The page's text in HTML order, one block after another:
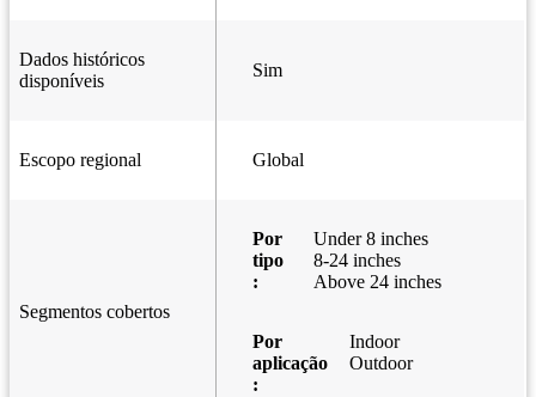
Dados históricos
disponíveis
Sim
Escopo regional Global
Segmentos cobertos
Por
tipo
:
Under 8 inches
8-24 inches
Above 24 inches
Por
aplicação
:
Indoor
Outdoor